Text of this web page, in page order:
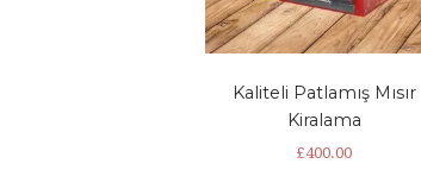
Kaliteli Patlamış Mısır
Kiralama
£400.00